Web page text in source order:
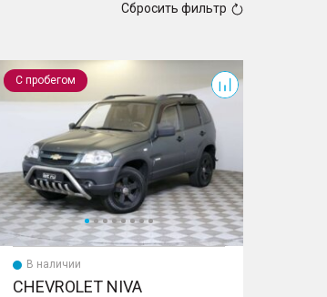
Сбросить фильтр
С пробегом
Niva
В наличии
CHEVROLET NIVA